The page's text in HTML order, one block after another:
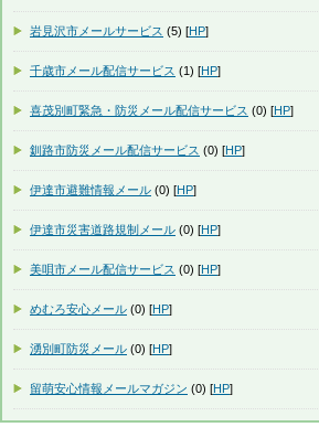
岩見沢市メールサービス (5) [HP]
千歳市メール配信サービス (1) [HP]
喜茂別町緊急・防災メール配信サービス (0) [HP]
釧路市防災メール配信サービス (0) [HP]
伊達市避難情報メール (0) [HP]
伊達市災害道路規制メール (0) [HP]
美唄市メール配信サービス (0) [HP]
めむろ安心メール (0) [HP]
湧別町防災メール (0) [HP]
留萌安心情報メールマガジン (0) [HP]